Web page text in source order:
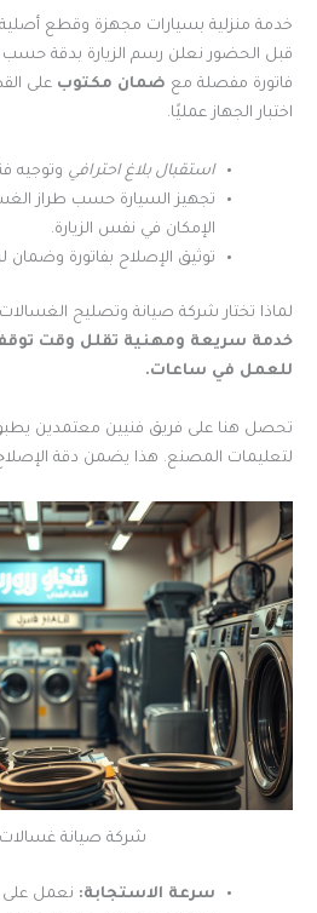
خدمة منزلية بسيارات مجهزة وقطع
قبل الحضور نعلن رسم الزيارة بدقة
فاتورة مفصلة مع ضمان مكتوب على
اختبار الجهاز عمليًا.
استقبال بلاغ احترافي وتوجيه
تجهيز السيارة حسب طراز
الإمكان في نفس الزيارة.
توثيق الإصلاح بفاتورة وضمان
لماذا تختار شركة صيانة وتصليح الغسالات
خدمة سريعة ومهنية تقلل وقت
للعمل في ساعات.
تحصل هنا على فريق فنيين معتمدين
لتعليمات المصنع. هذا يضمن دقة
شركة صيانة غسالات
سرعة الاستجابة: نعمل على